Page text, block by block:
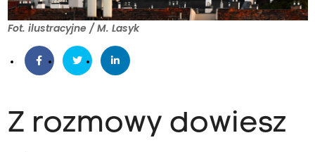
Fot. ilustracyjne / M. Lasyk
Z rozmowy dowiesz